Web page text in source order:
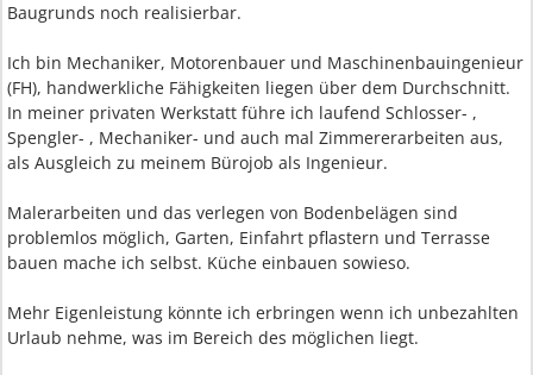
Baugrunds noch realisierbar.
Ich bin Mechaniker, Motorenbauer und Maschinenbauingenieur
(FH), handwerkliche Fähigkeiten liegen über dem Durchschnitt.
In meiner privaten Werkstatt führe ich laufend Schlosser- ,
Spengler- , Mechaniker- und auch mal Zimmererarbeiten aus,
als Ausgleich zu meinem Bürojob als Ingenieur.
Malerarbeiten und das verlegen von Bodenbelägen sind
problemlos möglich, Garten, Einfahrt pflastern und Terrasse
bauen mache ich selbst. Küche einbauen sowieso.
Mehr Eigenleistung könnte ich erbringen wenn ich unbezahlten
Urlaub nehme, was im Bereich des möglichen liegt.